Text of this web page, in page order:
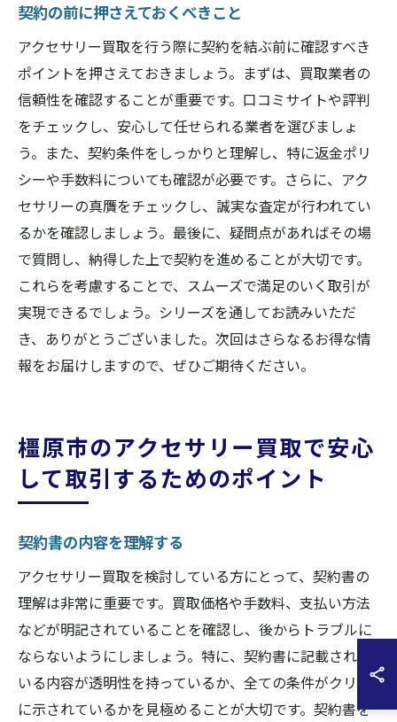
契約の前に押さえておくべきこと
アクセサリー買取を行う際に契約を結ぶ前に確認すべき
ポイントを押さえておきましょう。まずは、買取業者の
信頼性を確認することが重要です。口コミサイトや評判
をチェックし、安心して任せられる業者を選びましょ
う。また、契約条件をしっかりと理解し、特に返金ポリ
シーや手数料についても確認が必要です。さらに、アク
セサリーの真贋をチェックし、誠実な査定が行われてい
るかを確認しましょう。最後に、疑問点があればその場
で質問し、納得した上で契約を進めることが大切です。
これらを考慮することで、スムーズで満足のいく取引が
実現できるでしょう。シリーズを通してお読みいただ
き、ありがとうございました。次回はさらなるお得な情
報をお届けしますので、ぜひご期待ください。
橿原市のアクセサリー買取で安心
して取引するためのポイント
契約書の内容を理解する
アクセサリー買取を検討している方にとって、契約書の
理解は非常に重要です。買取価格や手数料、支払い方法
などが明記されていることを確認し、後からトラブルに
ならないようにしましょう。特に、契約書に記載されて
いる内容が透明性を持っているか、全ての条件がクリア
に示されているかを見極めることが大切です。契約書を